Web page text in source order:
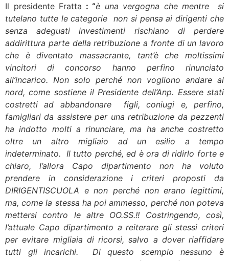
Il presidente Fratta : “è una vergogna che mentre si
tutelano tutte le categorie non si pensa ai dirigenti che
senza adeguati investimenti rischiano di perdere
addirittura parte della retribuzione a fronte di un lavoro
che è diventato massacrante, tant’è che moltissimi
vincitori di concorso hanno perfino rinunciato
all’incarico. Non solo perché non vogliono andare al
nord, come sostiene il Presidente dell’Anp. Essere stati
costretti ad abbandonare figli, coniugi e, perfino,
famigliari da assistere per una retribuzione da pezzenti
ha indotto molti a rinunciare, ma ha anche costretto
oltre un altro migliaio ad un esilio a tempo
indeterminato. Il tutto perché, ed è ora di ridirlo forte e
chiaro, l’allora Capo dipartimento non ha voluto
prendere in considerazione i criteri proposti da
DIRIGENTISCUOLA e non perché non erano legittimi,
ma, come la stessa ha poi ammesso, perché non poteva
mettersi contro le altre OO.SS.!! Costringendo, così,
l’attuale Capo dipartimento a reiterare gli stessi criteri
per evitare migliaia di ricorsi, salvo a dover riaffidare
tutti gli incarichi. Di questo scempio nessuno è